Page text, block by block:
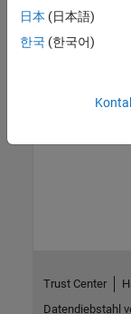
See Also
日本 (日本語)
한국 (한국어)
Trust Center
Datendiebstahl